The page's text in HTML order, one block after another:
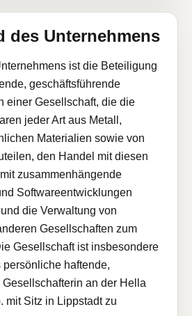
des Unternehmens
ist die Beteiligung
geschäftsführende
einer Gesellschaft, die die
jeder Art aus Metall,
Materialien sowie von
den Handel mit diesen
zusammenhängende
Softwareentwicklungen
die Verwaltung von
Gesellschaften zum
Gesellschaft ist insbesondere
persönliche haftende,
an der Hella
mit Sitz in Lippstadt zu